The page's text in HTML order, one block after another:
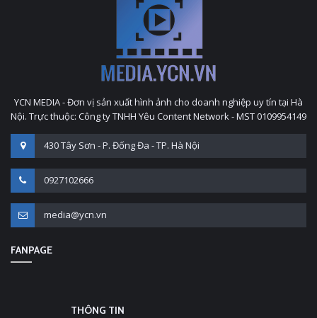
YCN MEDIA - Đơn vị sản xuất hình ảnh cho doanh nghiệp uy tín tại Hà
Nội. Trực thuộc: Công ty TNHH Yêu Content Network - MST 0109954149
430 Tây Sơn - P. Đống Đa - TP. Hà Nội
0927102666
media@ycn.vn
FANPAGE
THÔNG TIN